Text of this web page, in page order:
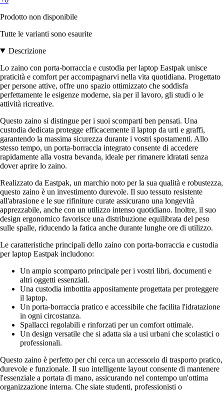
Prodotto non disponibile
Tutte le varianti sono esaurite
Descrizione
Lo zaino con porta-borraccia e custodia per laptop Eastpak unisce
praticità e comfort per accompagnarvi nella vita quotidiana. Progettato
per persone attive, offre uno spazio ottimizzato che soddisfa
perfettamente le esigenze moderne, sia per il lavoro, gli studi o le
attività ricreative.
Questo zaino si distingue per i suoi scomparti ben pensati. Una
custodia dedicata protegge efficacemente il laptop da urti e graffi,
garantendo la massima sicurezza durante i vostri spostamenti. Allo
stesso tempo, un porta-borraccia integrato consente di accedere
rapidamente alla vostra bevanda, ideale per rimanere idratati senza
dover aprire lo zaino.
Realizzato da Eastpak, un marchio noto per la sua qualità e robustezza,
questo zaino è un investimento durevole. Il suo tessuto resistente
all'abrasione e le sue rifiniture curate assicurano una longevità
apprezzabile, anche con un utilizzo intenso quotidiano. Inoltre, il suo
design ergonomico favorisce una distribuzione equilibrata del peso
sulle spalle, riducendo la fatica anche durante lunghe ore di utilizzo.
Le caratteristiche principali dello zaino con porta-borraccia e custodia
per laptop Eastpak includono:
Un ampio scomparto principale per i vostri libri, documenti e
altri oggetti essenziali.
Una custodia imbottita appositamente progettata per proteggere
il laptop.
Un porta-borraccia pratico e accessibile che facilita l'idratazione
in ogni circostanza.
Spallacci regolabili e rinforzati per un comfort ottimale.
Un design versatile che si adatta sia a usi urbani che scolastici o
professionali.
Questo zaino è perfetto per chi cerca un accessorio di trasporto pratico,
durevole e funzionale. Il suo intelligente layout consente di mantenere
l'essenziale a portata di mano, assicurando nel contempo un'ottima
organizzazione interna. Che siate studenti, professionisti o